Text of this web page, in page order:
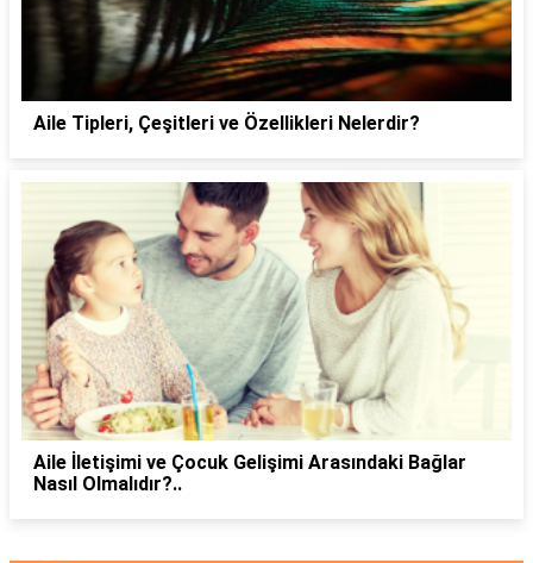
Aile Tipleri, Çeşitleri ve Özellikleri Nelerdir?
Aile İletişimi ve Çocuk Gelişimi Arasındaki Bağlar
Nasıl Olmalıdır?..